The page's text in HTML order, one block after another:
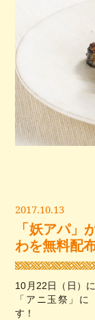
2017.10.13
「妖アパ」
わを無料配
10月22日（日）
「アニ玉祭」
す！